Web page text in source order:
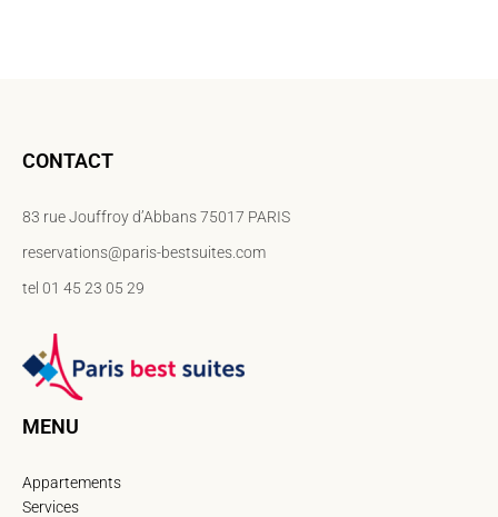
CONTACT
83 rue Jouffroy d’Abbans 75017 PARIS
reservations@paris-bestsuites.com
tel 01 45 23 05 29
MENU
Appartements
Services